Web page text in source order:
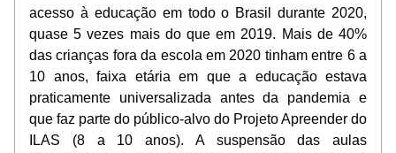
acesso à educação em todo o Brasil durante 2020,
quase 5 vezes mais do que em 2019. Mais de 40%
das crianças fora da escola em 2020 tinham entre 6 a
10 anos, faixa etária em que a educação estava
praticamente universalizada antes da pandemia e
que faz parte do público-alvo do Projeto Apreender do
ILAS (8 a 10 anos). A suspensão das aulas